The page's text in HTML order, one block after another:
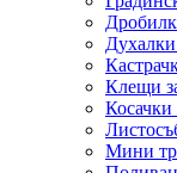
Духалки
Клещи
Косачки
Мини